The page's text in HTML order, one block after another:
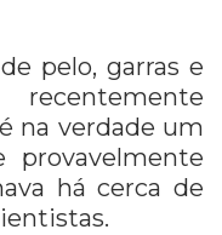
pelo, garras e
na verdade um
provavelmente
há cerca de